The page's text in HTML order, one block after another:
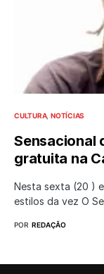
CULTURA NOTÍCIAS
Sensacional
gratuita na
Nesta sexta (20 )
estilos da vez O
POR REDAÇÃO